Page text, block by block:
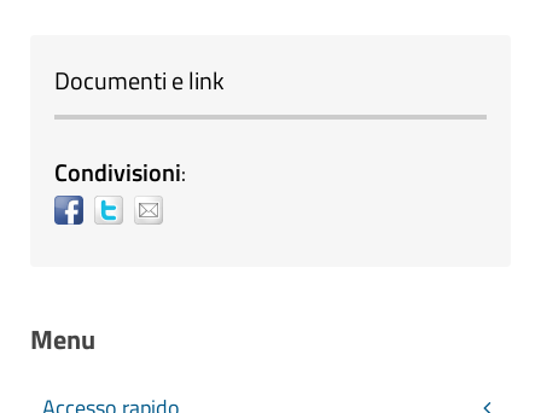
Documenti e link
Condivisioni:
Menu